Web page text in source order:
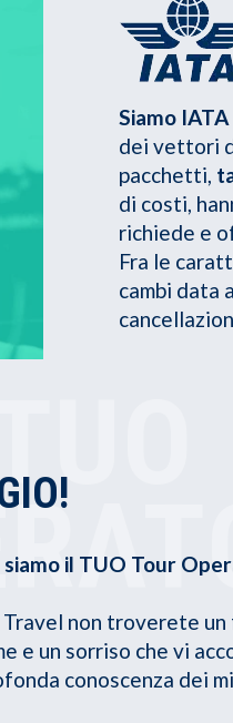
Siamo IATA
dei vettori
pacchetti,
di costi,
richiede e
Fra le
cambi data
siamo il TUO Tour
non troverete
e un sorriso che vi
conoscenza dei